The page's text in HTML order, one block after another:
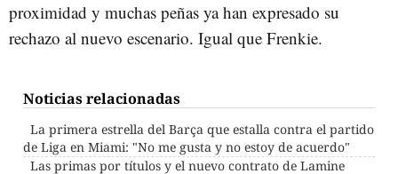
proximidad y muchas peñas ya han expresado su
rechazo al nuevo escenario. Igual que Frenkie.
Noticias relacionadas
La primera estrella del Barça que estalla contra el partido
de Liga en Miami: "No me gusta y no estoy de acuerdo"
Las primas por títulos y el nuevo contrato de Lamine